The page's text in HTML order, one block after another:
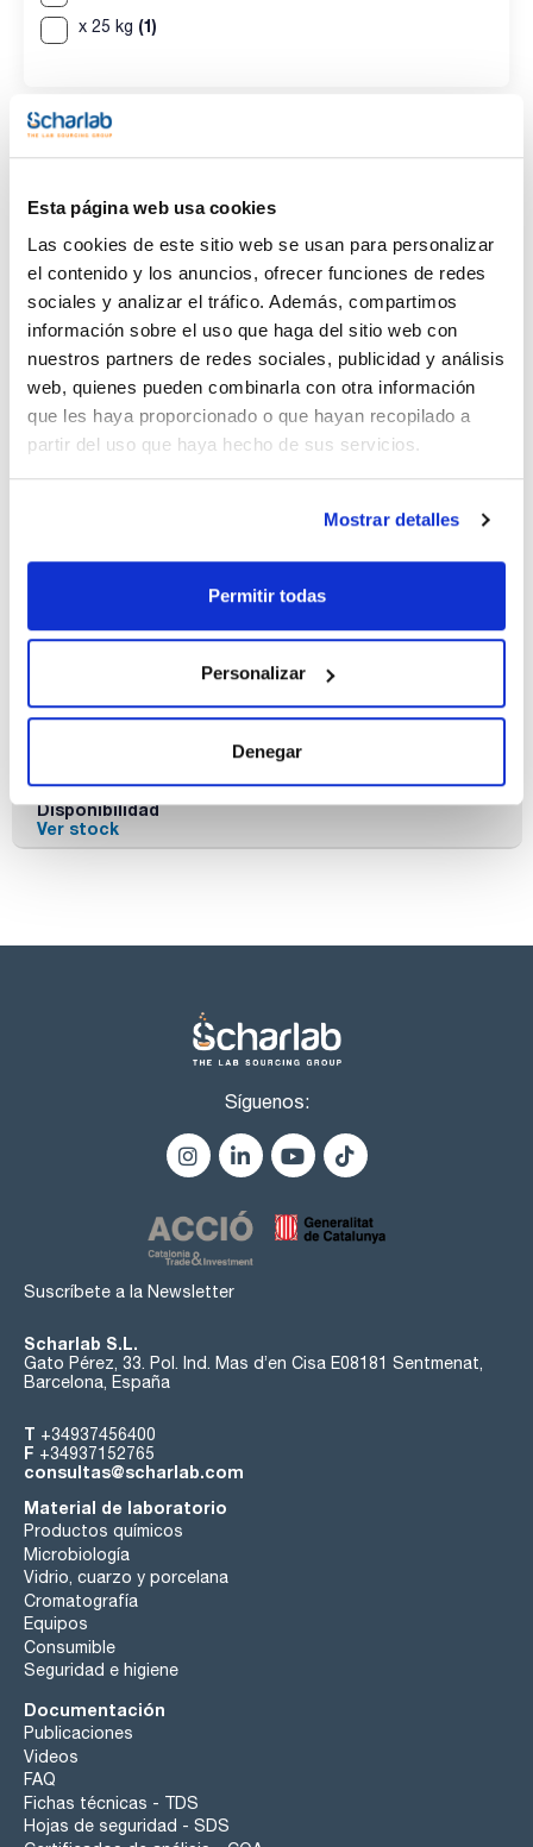
Esta página web usa cookies
Las cookies de este sitio web se usan para personalizar
el contenido y los anuncios, ofrecer funciones de redes
sociales y analizar el tráfico. Además, compartimos
información sobre el uso que haga del sitio web con
nuestros partners de redes sociales, publicidad y análisis
web, quienes pueden combinarla con otra información
que les haya proporcionado o que hayan recopilado a
partir del uso que haya hecho de sus servicios.
Mostrar detalles
Permitir todas
Personalizar
Denegar
x 25 kg (1)
Capacidad
x 1 kg
Referencia
PO01091000
Envase
x 1 kg :: Botella
de plástico
Precio
Comprar
Disponibilidad
Capacidad
Referencia
Envase
Contenedor de
Precio
Disponibilidad
Ver stock
Síguenos:
Suscríbete a la Newsletter
Scharlab S.L.
Gato Pérez, 33. Pol. Ind. Mas d’en Cisa E08181 Sentmenat,
Barcelona, España
T +34937456400
F +34937152765
consultas@scharlab.com
Material de laboratorio
Productos químicos
Microbiología
Vidrio, cuarzo y porcelana
Cromatografía
Equipos
Consumible
Seguridad e higiene
Documentación
Publicaciones
Videos
FAQ
Fichas técnicas - TDS
Hojas de seguridad - SDS